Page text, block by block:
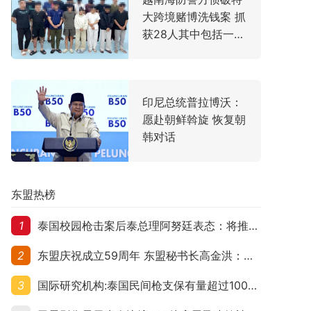
大跨境赌博洗钱案 抓
获28人其中包括一名
印尼总统普拉博沃：
愿赴朝鲜斡旋 恢复朝
韩对话
东盟热榜
1 泰国校园枪击案后泰总理阿努廷表态：将推动修法严控民众携枪
2 东盟庆祝成立59周年 东盟秘书长高金洪：加强团结合作应对跨国挑战
3 国际研究机构:泰国民间枪支保有量超过1000万 在东盟国家位居首位